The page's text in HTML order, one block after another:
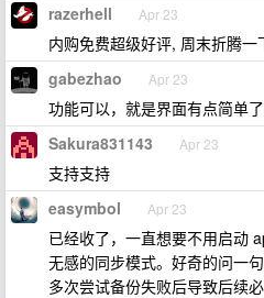
razerhell Apr 23
内购免费超级好评, 周末折腾一
gabezhao Apr 23
功能可以，就是界面有点简单了
Sakura831143 Apr 23
支持支持
easymbol Apr 23
已经收了，一直想要不用启动
无感的同步模式。好奇的问一
多次尝试备份失败后导致后续